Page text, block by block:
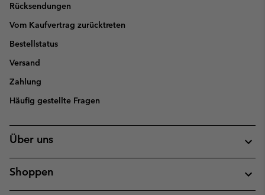
Rücksendungen
Vom Kaufvertrag zurücktreten
Bestellstatus
Versand
Zahlung
Häufig gestellte Fragen
Über uns
Shoppen